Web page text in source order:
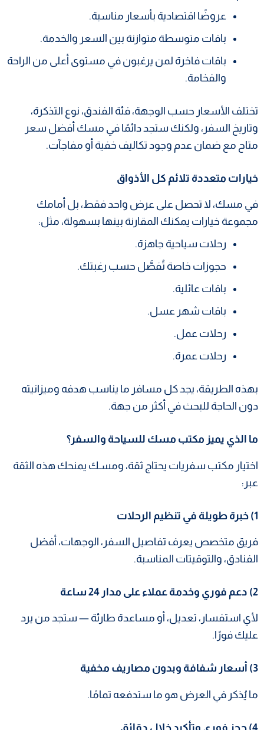
عروضًا اقتصادية بأسعار مناسبة.
باقات متوسطة متوازنة بين السعر والخدمة.
باقات فاخرة لمن يرغبون في مستوى أعلى من الراحة
والفخامة.
تختلف الأسعار حسب الوجهة، فئة الفندق، نوع التذكرة،
وتاريخ السفر، ولكنك ستجد دائمًا في مسك أفضل سعر
متاح مع ضمان عدم وجود تكاليف خفية أو مفاجآت.
خيارات متعددة تلائم كل الأذواق
في مسك، لا تحصل على عرض واحد فقط، بل أمامك
مجموعة خيارات يمكنك المقارنة بينها بسهولة، مثل:
رحلات سياحية جاهزة.
حجوزات خاصة تُفصَّل حسب رغبتك.
باقات عائلية.
باقات شهر عسل.
رحلات عمل.
رحلات عمرة.
بهذه الطريقة، يجد كل مسافر ما يناسب هدفه وميزانيته
دون الحاجة للبحث في أكثر من جهة.
ما الذي يميز مكتب مسك للسياحة والسفر؟
اختيار مكتب سفريات يحتاج ثقة، ومسـك يمنحك هذه الثقة
عبر:
1) خبرة طويلة في تنظيم الرحلات
فريق متخصص يعرف تفاصيل السفر، الوجهات، أفضل
الفنادق، والتوقيتات المناسبة.
2) دعم فوري وخدمة عملاء على مدار 24 ساعة
لأي استفسار، تعديل، أو مساعدة طارئة — ستجد من يرد
عليك فورًا.
3) أسعار شفافة وبدون مصاريف مخفية
ما يُذكر في العرض هو ما ستدفعه تمامًا.
4) حجز فوري وتأكيد خلال دقائق